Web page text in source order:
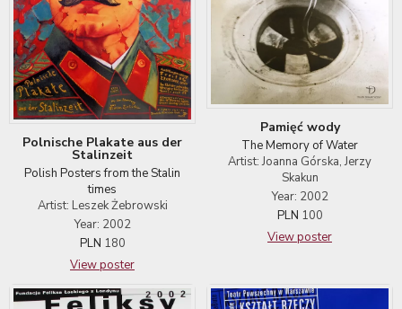
Polnische Plakate aus der
Stalinzeit
Polish Posters from the Stalin
times
Artist: Leszek Żebrowski
Year: 2002
PLN 180
View poster
Pamięć wody
The Memory of Water
Artist: Joanna Górska, Jerzy
Skakun
Year: 2002
PLN 100
View poster